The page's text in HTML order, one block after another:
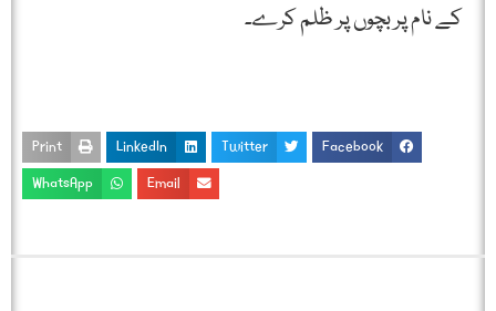
کے نام پر بچوں پر ظلم کرے۔
Facebook
Twitter
LinkedIn
Print
Email
WhatsApp